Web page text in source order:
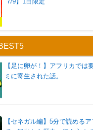
【足に卵が！】アフリカでは
ミに寄生された話。
【セネガル編】5分で読める